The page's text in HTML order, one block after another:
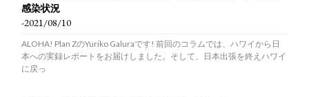
感染状況
-2021/08/10
ALOHA! Plan ZのYuriko Galuraです! 前回のコラムでは、ハワイから日
本への実録レポートをお届けしました。そして、日本出張を終えハワイ
に戻っ